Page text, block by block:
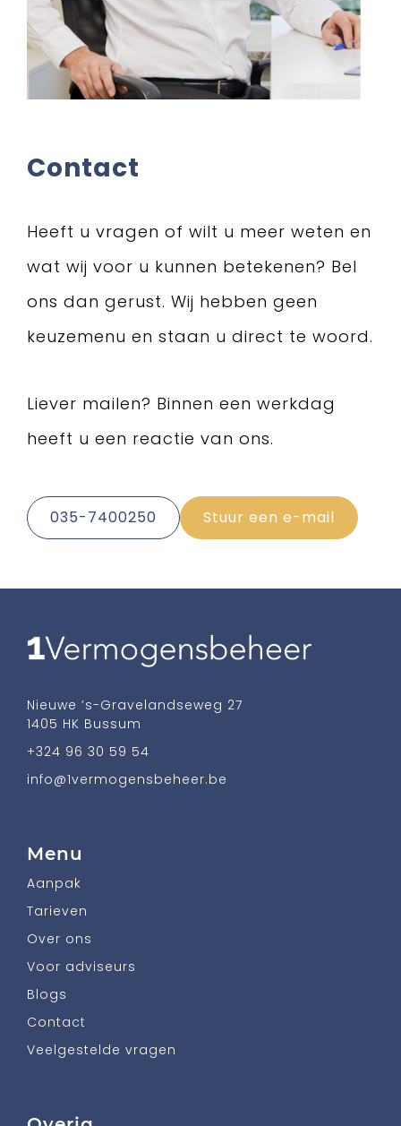
Contact
Heeft u vragen of wilt u meer weten en
wat wij voor u kunnen betekenen? Bel
ons dan gerust. Wij hebben geen
keuzemenu en staan u direct te woord.
Liever mailen? Binnen een werkdag
heeft u een reactie van ons.
035-7400250 Stuur een e-mail
Nieuwe ’s-Gravelandseweg 27
1405 HK Bussum
+324 96 30 59 54
info@1vermogensbeheer.be
Menu
Aanpak
Tarieven
Over ons
Voor adviseurs
Blogs
Contact
Veelgestelde vragen